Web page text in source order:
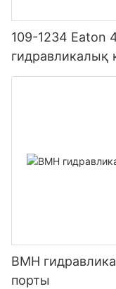
109-1234 Eaton
гидравликалық
BMH
порты